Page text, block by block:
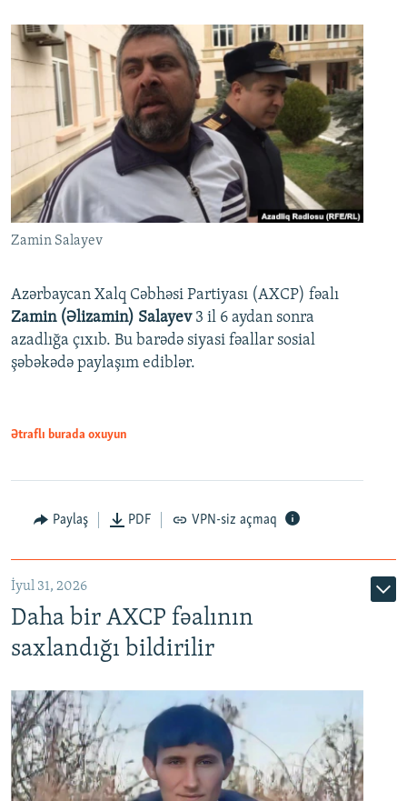
Zamin Salayev
Azərbaycan Xalq Cəbhəsi Partiyası (AXCP) fəalı
Zamin (Əlizamin) Salayev 3 il 6 aydan sonra
azadlığa çıxıb. Bu barədə siyasi fəallar sosial
şəbəkədə paylaşım ediblər.
Ətraflı burada oxuyun
Paylaş PDF VPN-siz açmaq
İyul 31, 2026
Daha bir AXCP fəalının
saxlandığı bildirilir